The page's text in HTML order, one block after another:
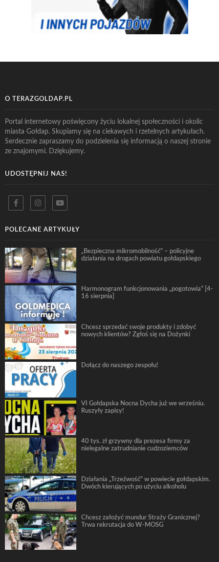
O TERAZGOLDAP.PL
Portal internetowy poświęcony życiu lokalnej społeczności i okolic
miasta Gołdap. Skupiamy się na ciekawych i rzetelnych artykułach.
Serdecznie zapraszamy do podzielenia się informacją o naszej stronie
ze znajomymi. Dziękujemy.
UDOSTĘPNIJ NAS!
POLECANE ARTYKUŁY
„Bezpieczna mikromobilność” – policyjne
działania na drogach powiatu gołdapskiego
Harmonogram funkcjonowania „pogotowia” [4-
16 sierpnia]
Chcesz sprzedać swoje produkty i zdobyć
nowych klientów? Zgłoś się na Dożynki
Dołącz do naszego zespołu!
VI Gołdapska Nocna Dycha już we wrześniu.
Ruszyły zapisy!
40 tys. zł grzywny dla prezesa firmy za
nielegalne zatrudnianie cudzoziemców
Działania „Trzeźwość” w powiecie gołdapskim.
Dwóch kierujących po użyciu alkoholu
Chcesz założyć mundur Straży Granicznej?
Trwa rekrutacja do W-MOSG